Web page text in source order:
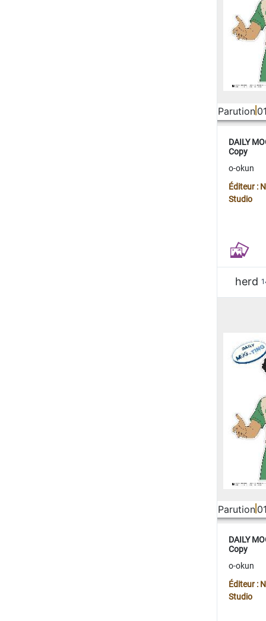
Parution
DAILY
Copy
o-okun
Éditeur :
Studio
herd
Parution
DAILY
Copy
o-okun
Éditeur :
Studio